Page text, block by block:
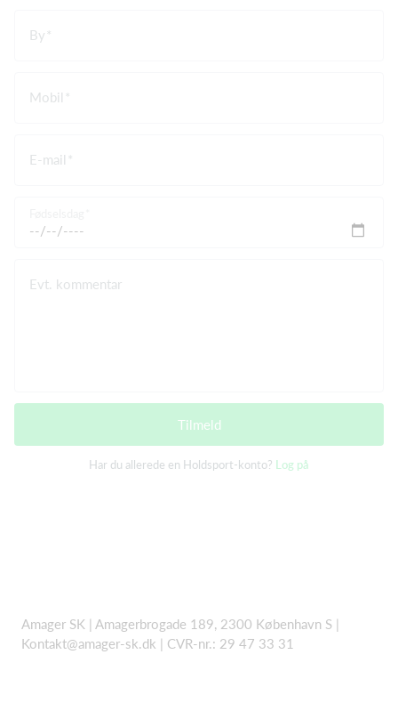
By
Mobil
E-mail
Evt. kommentar
Tilmeld
Har du allerede en Holdsport-konto? Log på
Amager SK | Amagerbrogade 189, 2300 København S |
Kontakt@amager-sk.dk | CVR-nr.: 29 47 33 31